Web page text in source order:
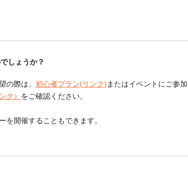
しょうか？
の際は、 初心者プラン(リンク) またはイベントにご参加
ク） をご確認ください。
を開催することもできます。